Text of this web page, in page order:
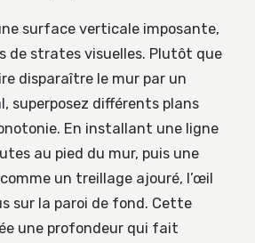
surface verticale imposante,
de strates visuelles. Plutôt que
disparaître le mur par un
superposez différents plans
En installant une ligne
au pied du mur, puis une
un treillage ajouré, l’œil
sur la paroi de fond. Cette
une profondeur qui fait